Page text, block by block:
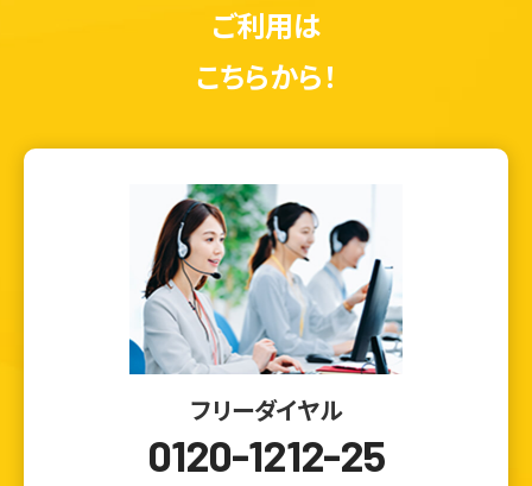
ご利用は
こちらから！
フリーダイヤル
0120-1212-25